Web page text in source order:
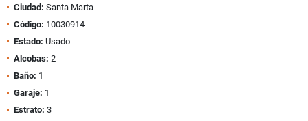
Ciudad: Santa Marta
Código: 10030914
Estado: Usado
Alcobas: 2
Baño: 1
Garaje: 1
Estrato: 3